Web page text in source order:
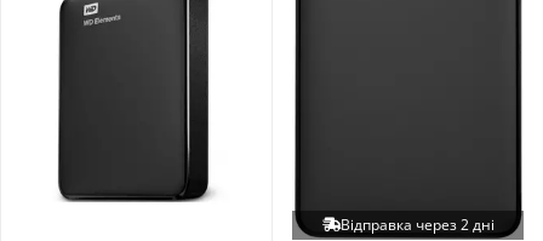
Відправка через 2 дні